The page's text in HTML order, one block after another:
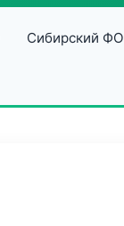
Сибирский ФО